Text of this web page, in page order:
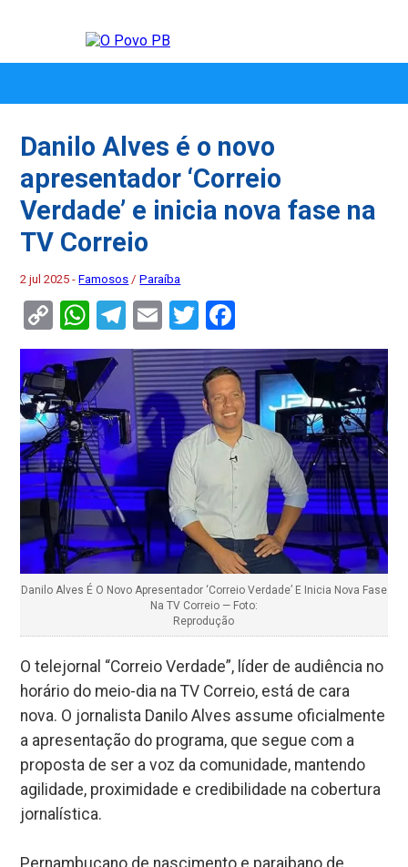
Danilo Alves é o novo
apresentador ‘Correio
Verdade’ e inicia nova fase na
TV Correio
2 jul 2025 -Famosos /Paraíba
Copy
Link
WhatsApp
Telegram
EmailTwitter
Danilo Alves É O Novo Apresentador ‘Correio Verdade’ E Inicia Nova Fase
Na TV Correio — Foto:
Reprodução
O telejornal “Correio Verdade”, líder de audiência no
horário do meio-dia na TV Correio, está de cara
nova. O jornalista Danilo Alves assume oficialmente
a apresentação do programa, que segue com a
proposta de ser a voz da comunidade, mantendo
agilidade, proximidade e credibilidade na cobertura
jornalística.